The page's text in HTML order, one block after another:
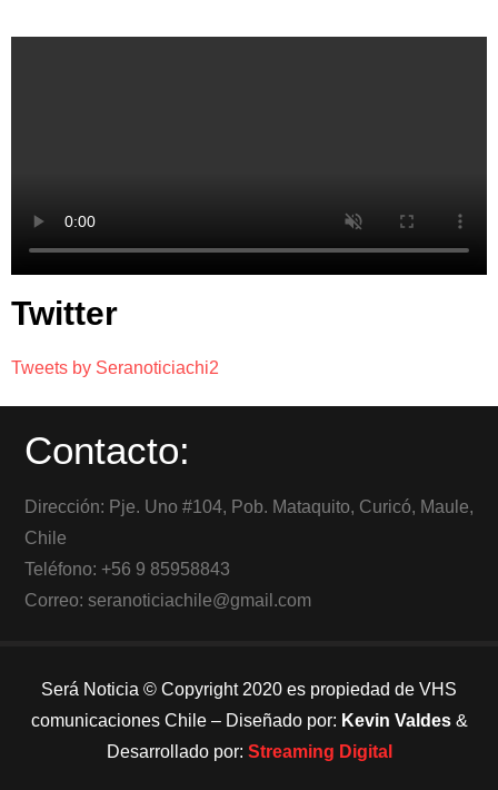
Twitter
Tweets by Seranoticiachi2
Contacto:
Dirección: Pje. Uno #104, Pob. Mataquito, Curicó, Maule,
Chile
Teléfono: +56 9 85958843
Correo: seranoticiachile@gmail.com
Será Noticia © Copyright 2020 es propiedad de VHS
comunicaciones Chile – Diseñado por: Kevin Valdes&
Desarrollado por: Streaming Digital